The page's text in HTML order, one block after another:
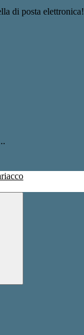
di posta elettronica!